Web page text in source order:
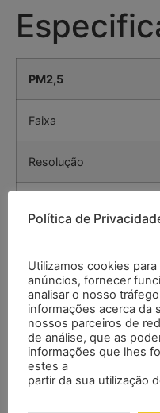
PM2,5
Faixa
Resolução
Política de
Utilizamos cookies
anúncios, fornecer
analisar o nosso
informações acerca da
nossos parceiros de
de análise, que as
informações que lhes
estes a
partir da sua utilização